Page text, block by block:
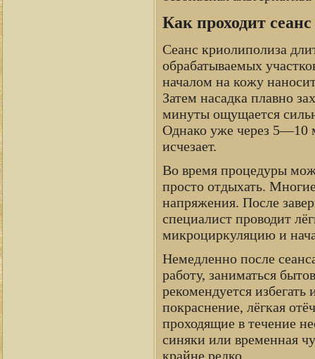
Как проходит
Сеанс криолиполиза
обрабатываемых
началом на кожу
Затем насадка плавно
минуты ощущается
Однако уже через 5—10
исчезает.
Во время процедуры
просто отдыхать.
напряжения. После
специалист проводит
микроциркуляцию и
Немедленно после
работу, заниматься
рекомендуется
покраснение, лёгкая
проходящие в течение
синяки или временная
крайне редко.